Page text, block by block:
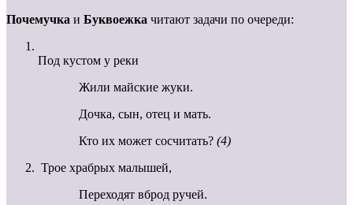
Почемучка и Буквоежка читают задачи по очереди:
Под кустом у реки
Жили майские жуки.
Дочка, сын, отец и мать.
Кто их может сосчитать? (4)
Трое храбрых малышей,
Переходят вброд ручей.